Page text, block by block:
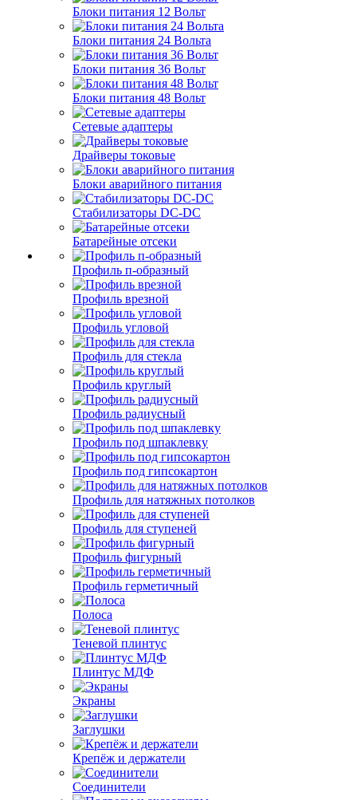
Блоки питания 12 Вольт
Блоки питания 24 Вольта
Блоки питания 36 Вольт
Блоки питания 48 Вольт
Сетевые адаптеры
Драйверы токовые
Блоки аварийного питания
Стабилизаторы DC-DC
Батарейные отсеки
Профиль п-образный
Профиль врезной
Профиль угловой
Профиль для стекла
Профиль круглый
Профиль радиусный
Профиль под шпаклевку
Профиль под гипсокартон
Профиль для натяжных потолков
Профиль для ступеней
Профиль фигурный
Профиль герметичный
Полоса
Теневой плинтус
Плинтус МДФ
Экраны
Заглушки
Крепёж и держатели
Соединители